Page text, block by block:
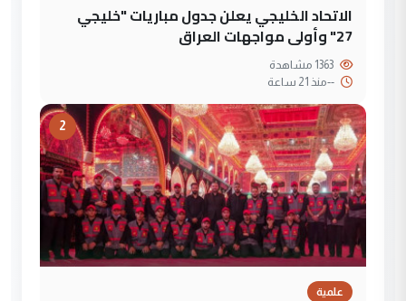
الاتحاد الخليجي يعلن جدول مباريات "خليجي
27" وأولى مواجهات العراق
--منذ 21 ساعة
2
علمية